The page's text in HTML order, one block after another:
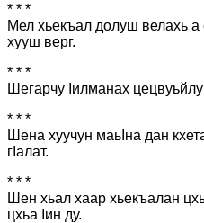
* * *
Мел хьекъал долуш велахь
хууш верг.
* * *
Шегарчу Іилманах
* * *
Шена хуучун маьІна дан
гІалат.
* * *
Шен хьал хаар хьекъалан
цхьа Іин ду.